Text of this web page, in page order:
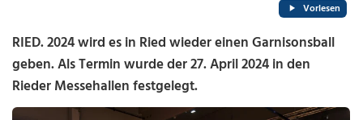
Vorlesen
RIED. 2024 wird es in Ried wieder einen Garnisonsball
geben. Als Termin wurde der 27. April 2024 in den
Rieder Messehallen festgelegt.